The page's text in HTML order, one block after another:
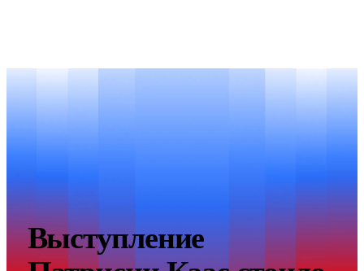
Выступление